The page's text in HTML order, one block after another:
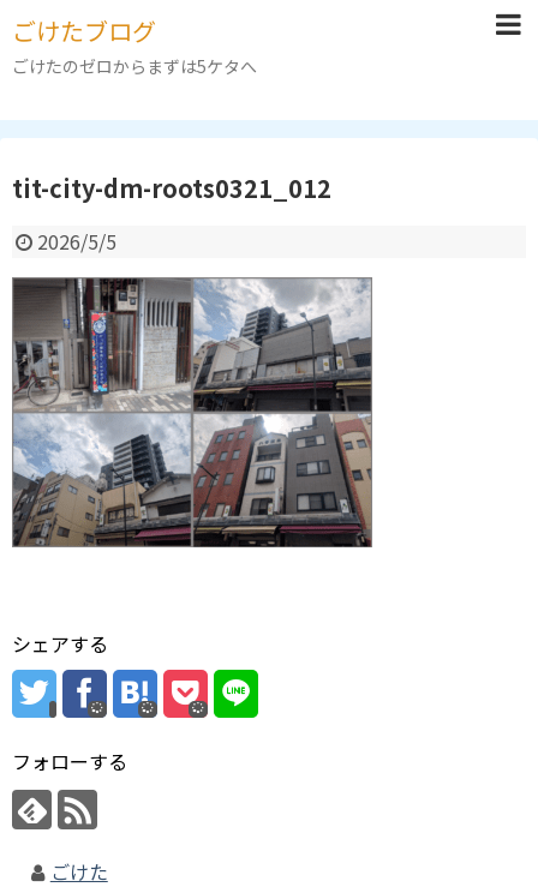
ごけたブログ
ごけたのゼロからまずは5ケタへ
tit-city-dm-roots0321_012
2026/5/5
シェアする
フォローする
ごけた